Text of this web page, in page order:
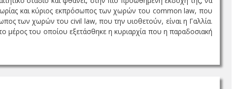
και κύριος εκπρόσωπος των χωρών του common law, που
των χωρών του civil law, που την υιοθετούν, είναι η Γαλλία.
μέρος του οποίου εξετάσθηκε η κυριαρχία που η παραδοσιακή